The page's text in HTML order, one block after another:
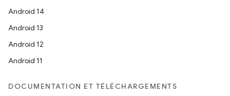
Android 14
Android 13
Android 12
Android 11
DOCUMENTATION ET TÉLÉCHARGEMENTS